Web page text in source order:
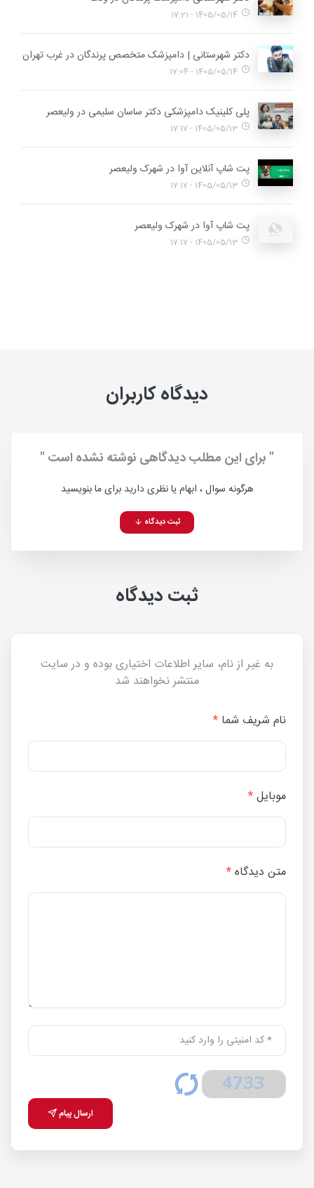
1405/05/14 - 17:21
دکتر شهرستانی | دامپزشک متخصص پرندگان در غرب تهران
1405/05/14 - 17:04
پلی کلینیک دامپزشکی دکتر ساسان سلیمی در ولیعصر
1405/05/13 - 17:17
پت شاپ آنلاین آوا در شهرک ولیعصر
1405/05/13 - 17:17
پت شاپ آوا در شهرک ولیعصر
1405/05/13 - 17:17
دیدگاه کاربران
" برای این مطلب دیدگاهی نوشته نشده است "
هرگونه سوال ، ابهام یا نظری دارید برای ما بنویسید
ثبت دیدگاه
ثبت دیدگاه
به غیر از نام، سایر اطلاعات اختیاری بوده و در سایت
منتشر نخواهند شد
نام شریف شما *
موبایل*
متن دیدگاه*
ارسال پیام